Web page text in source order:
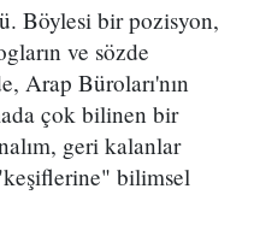
Böylesi bir pozisyon,
ve sözde
Arap Büroları'nın
çok bilinen bir
geri kalanlar
bilimsel